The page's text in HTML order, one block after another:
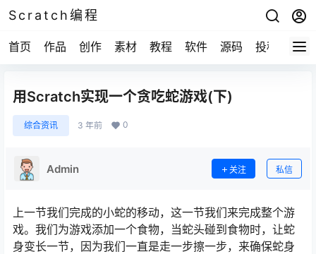
Scratch编程
首页 作品 创作 素材 教程 软件 源码 投稿 关于
用Scratch实现一个贪吃蛇游戏(下)
综合资讯 3 年前 0
Admin 关注 私信
上一节我们完成的小蛇的移动，这一节我们来完成整个游
戏。我们为游戏添加一个食物，当蛇头碰到食物时，让蛇
身变长一节，因为我们一直是走一步擦一步，来确保蛇身